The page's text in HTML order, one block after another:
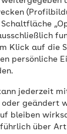
Klick auf die
persönliche
jederzeit
geändert
bleiben
über
Jetzt